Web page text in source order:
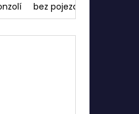
bez pojezdové konzole